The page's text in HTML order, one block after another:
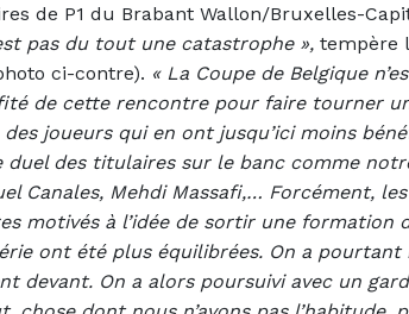
de P1 du Brabant Wallon/Bruxelles-
pas du tout une catastrophe », tempère
ci-contre). « La Coupe de Belgique
de cette rencontre pour faire tourner
joueurs qui en ont jusqu’ici moins
des titulaires sur le banc comme
Canales, Mehdi Massafi,… Forcément,
motivés à l’idée de sortir une formation
ont été plus équilibrées. On a pourtant
devant. On a alors poursuivi avec un